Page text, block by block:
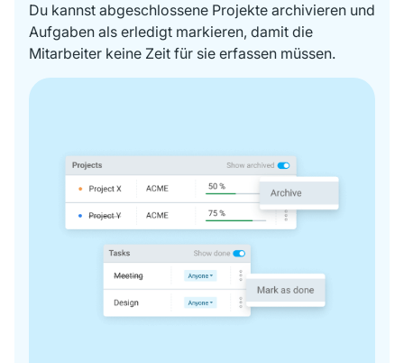
Du kannst abgeschlossene Projekte archivieren und
Aufgaben als erledigt markieren, damit die
Mitarbeiter keine Zeit für sie erfassen müssen.